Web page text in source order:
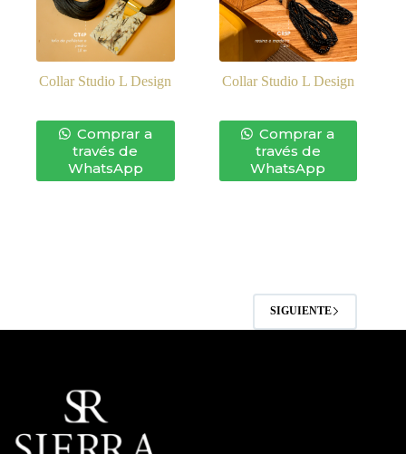
Collar Studio L Design
Comprar a
través de
WhatsApp
Collar Studio L Design
Comprar a
través de
WhatsApp
SIGUIENTE